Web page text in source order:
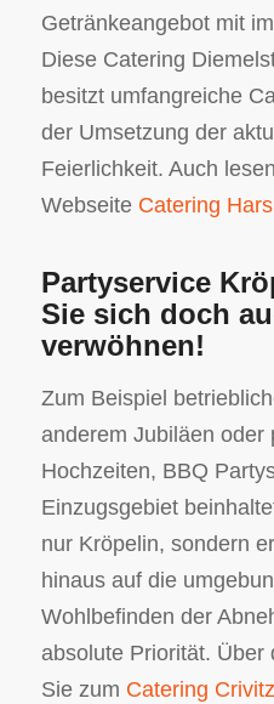
Getränkeangebot mit
Diese Catering
besitzt umfangreiche
der Umsetzung der
Feierlichkeit. Auch
Webseite Catering
Partyservice
Sie sich doch
verwöhnen!
Zum Beispiel
anderem Jubiläen oder
Hochzeiten, BBQ
Einzugsgebiet
nur Kröpelin, sondern
hinaus auf die
Wohlbefinden der
absolute Priorität. Über
Sie zum Catering Crivitz